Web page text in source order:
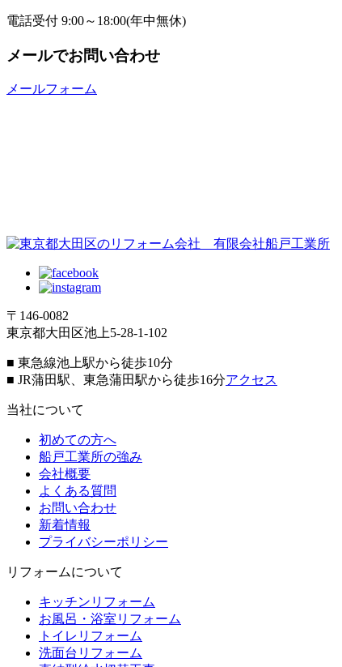
電話受付 9:00～18:00(年中無休)
メールでお問い合わせ
メールフォーム
〒146-0082
東京都大田区池上5-28-1-102
■ 東急線池上駅から徒歩10分
■ JR蒲田駅、東急蒲田駅から徒歩16分アクセス
当社について
初めての方へ
船戸工業所の強み
会社概要
よくある質問
お問い合わせ
新着情報
プライバシーポリシー
リフォームについて
キッチンリフォーム
お風呂・浴室リフォーム
トイレリフォーム
洗面台リフォーム